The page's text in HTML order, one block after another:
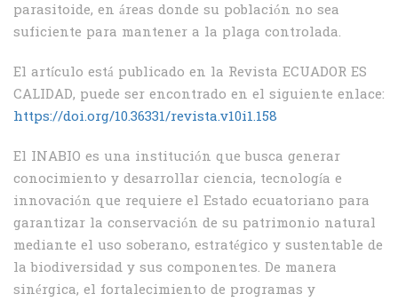
parasitoide, en áreas donde su población no sea
suficiente para mantener a la plaga controlada.
El artículo está publicado en la Revista ECUADOR ES
CALIDAD, puede ser encontrado en el siguiente enlace:
https://doi.org/10.36331/revista.v10i1.158
El INABIO es una institución que busca generar
conocimiento y desarrollar ciencia, tecnología e
innovación que requiere el Estado ecuatoriano para
garantizar la conservación de su patrimonio natural
mediante el uso soberano, estratégico y sustentable de
la biodiversidad y sus componentes. De manera
sinérgica, el fortalecimiento de programas y